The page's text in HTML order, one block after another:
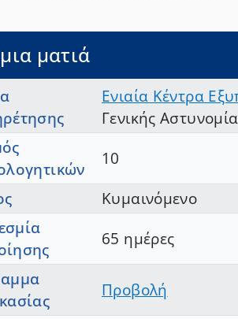
ματιά
Ενιαία Κέντρα
Γενικής
10
Κυμαινόμενο
65 ημέρες
Προβολή